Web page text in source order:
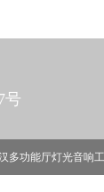
号
多功能厅灯光音响